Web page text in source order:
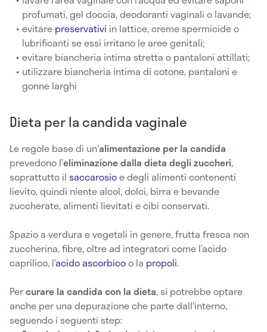
profumati, gel doccia, deodoranti vaginali o lavande;
evitare preservativi in lattice, creme spermicide o
lubrificanti se essi irritano le aree genitali;
evitare biancheria intima stretta o pantaloni attillati;
utilizzare biancheria intima di cotone, pantaloni e
gonne larghi
Dieta per la candida vaginale
Le regole base di un'alimentazione per la candida
prevedono l’eliminazione dalla dieta degli zuccheri,
soprattutto il saccarosioe degli alimenti contenenti
lievito, quindi niente alcol, dolci, birra e bevande
zuccherate, alimenti lievitati e cibi conservati.
Spazio a verdura e vegetali in genere, frutta fresca non
zuccherina, fibre, oltre ad integratori come l’acido
caprilico, l’acido ascorbicoo la propoli.
Percurare la candida con la dieta, si potrebbe optare
anche per una depurazione che parte dall'interno,
seguendo i seguenti step: